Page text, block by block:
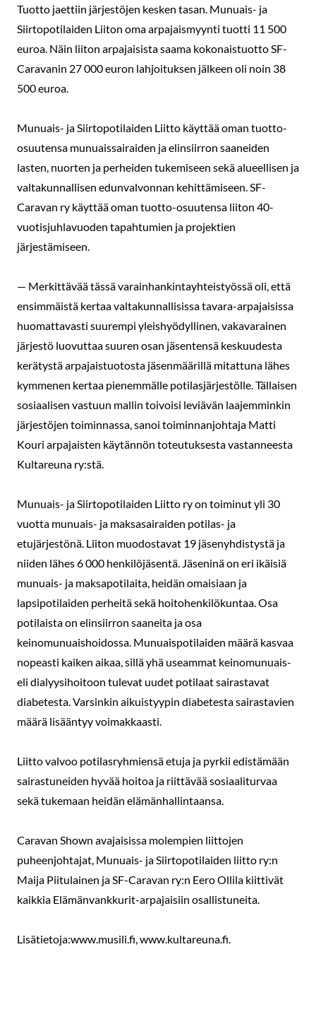
Tuotto jaettiin järjestöjen kesken tasan. Munuais- ja
Siirtopotilaiden Liiton oma arpajaismyynti tuotti 11 500
euroa. Näin liiton arpajaisista saama kokonaistuotto SF-
Caravanin 27 000 euron lahjoituksen jälkeen oli noin 38
500 euroa.
Munuais- ja Siirtopotilaiden Liitto käyttää oman tuotto-
osuutensa munuaissairaiden ja elinsiirron saaneiden
lasten, nuorten ja perheiden tukemiseen sekä alueellisen ja
valtakunnallisen edunvalvonnan kehittämiseen. SF-
Caravan ry käyttää oman tuotto-osuutensa liiton 40-
vuotisjuhlavuoden tapahtumien ja projektien
järjestämiseen.
— Merkittävää tässä varainhankintayhteistyössä oli, että
ensimmäistä kertaa valtakunnallisissa tavara-arpajaisissa
huomattavasti suurempi yleishyödyllinen, vakavarainen
järjestö luovuttaa suuren osan jäsentensä keskuudesta
kerätystä arpajaistuotosta jäsenmäärillä mitattuna lähes
kymmenen kertaa pienemmälle potilasjärjestölle. Tällaisen
sosiaalisen vastuun mallin toivoisi leviävän laajemminkin
järjestöjen toiminnassa, sanoi toiminnanjohtaja Matti
Kouri arpajaisten käytännön toteutuksesta vastanneesta
Kultareuna ry:stä.
Munuais- ja Siirtopotilaiden Liitto ry on toiminut yli 30
vuotta munuais- ja maksasairaiden potilas- ja
etujärjestönä. Liiton muodostavat 19 jäsenyhdistystä ja
niiden lähes 6 000 henkilöjäsentä. Jäseninä on eri ikäisiä
munuais- ja maksapotilaita, heidän omaisiaan ja
lapsipotilaiden perheitä sekä hoitohenkilökuntaa. Osa
potilaista on elinsiirron saaneita ja osa
keinomunuaishoidossa. Munuaispotilaiden määrä kasvaa
nopeasti kaiken aikaa, sillä yhä useammat keinomunuais-
eli dialyysihoitoon tulevat uudet potilaat sairastavat
diabetesta. Varsinkin aikuistyypin diabetesta sairastavien
määrä lisääntyy voimakkaasti.
Liitto valvoo potilasryhmiensä etuja ja pyrkii edistämään
sairastuneiden hyvää hoitoa ja riittävää sosiaaliturvaa
sekä tukemaan heidän elämänhallintaansa.
Caravan Shown avajaisissa molempien liittojen
puheenjohtajat, Munuais- ja Siirtopotilaiden liitto ry:n
Maija Piitulainen ja SF-Caravan ry:n Eero Ollila kiittivät
kaikkia Elämänvankkurit-arpajaisiin osallistuneita.
Lisätietoja:www.musili.fi, www.kultareuna.fi.